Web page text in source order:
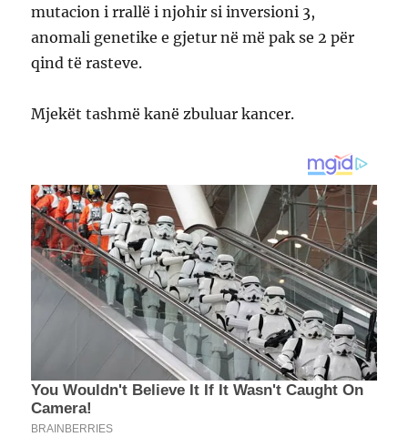
mutacion i rrallë i njohir si inversioni 3,
anomali genetike e gjetur në më pak se 2 për
qind të rasteve.
Mjekët tashmë kanë zbuluar kancer.